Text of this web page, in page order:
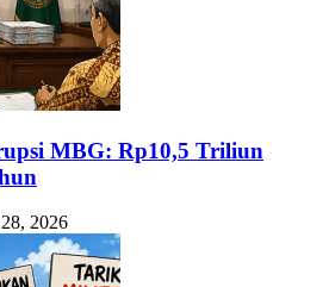
MBG: Rp10,5 Triliun
2026